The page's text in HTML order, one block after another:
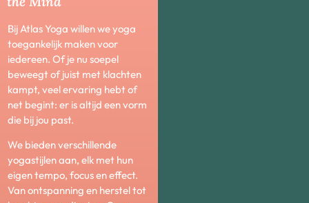
Bij Atlas Yoga willen we yoga
toegankelijk maken voor
iedereen. Of je nu soepel
beweegt of juist met klachten
kampt, veel ervaring hebt of
net begint: er is altijd een vorm
die bij jou past.
We bieden verschillende
yogastijlen aan, elk met hun
eigen tempo, focus en effect.
Van ontspanning en herstel tot